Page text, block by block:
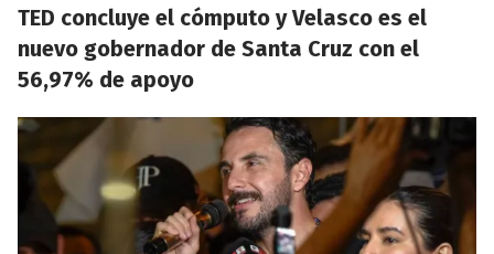
TED concluye el cómputo y Velasco es el
nuevo gobernador de Santa Cruz con el
56,97% de apoyo